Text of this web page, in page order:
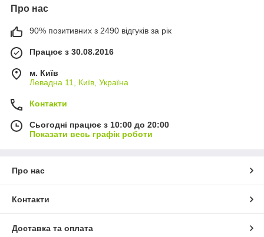
Стабільна подача води
Простий монтаж і зручне обслуговування.
Економічність та енергоефективність.
Про нас
90% позитивних з 2490 відгуків за рік
Працює з 30.08.2016
м. Київ
Левадна 11, Київ, Україна
Контакти
Сьогодні працює з 10:00 до 20:00
Показати весь графік роботи
Про нас
Контакти
Доставка та оплата